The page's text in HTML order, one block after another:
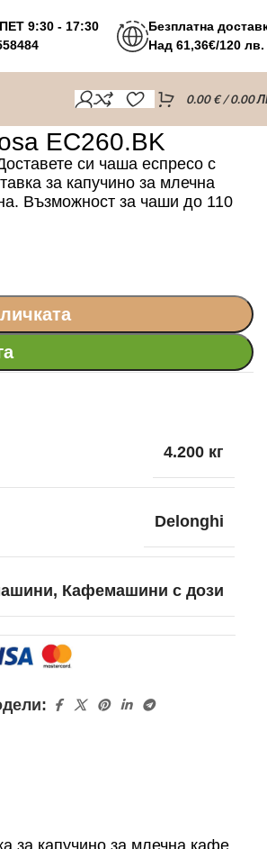
9:30 - 17:30
Безплатна
Над 61,36€/120 лв.
0.00€/ 0.00
EC260.BK
си чаша еспресо с
за капучино за млечна
Възможност за чаши до 110
4.200 кг
Delonghi
, Кафемашини с дози
за капучино за млечна кафе